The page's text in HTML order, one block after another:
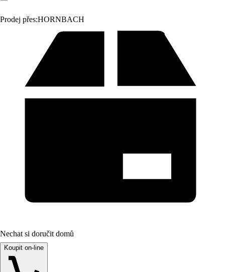
Prodej přes:HORNBACH
Nechat si doručit domů
Koupit on-line